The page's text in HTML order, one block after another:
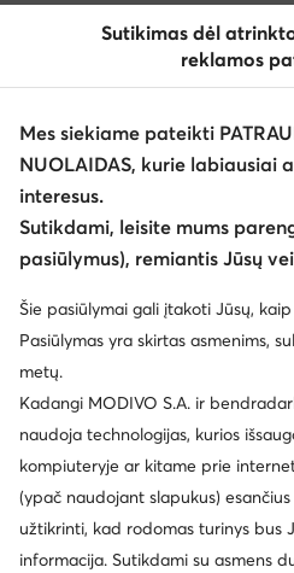
©
Taisyklės
Pakeisti nustatymus
Duomenų
Sutikimas dėl
reklamos
Mes siekiame pateikti
NUOLAIDAS, kurie labiausiai
interesus.
Sutikdami, leisite mums
pasiūlymus), remiantis Jūsų
Šie pasiūlymai gali įtakoti Jūsų,
Pasiūlymas yra skirtas asmenims,
metų.
Kadangi MODIVO S.A. ir
naudoja technologijas, kurios
kompiuteryje ar kitame prie
(ypač naudojant slapukus)
užtikrinti, kad rodomas turinys bus
informacija. Sutikdami su asmens